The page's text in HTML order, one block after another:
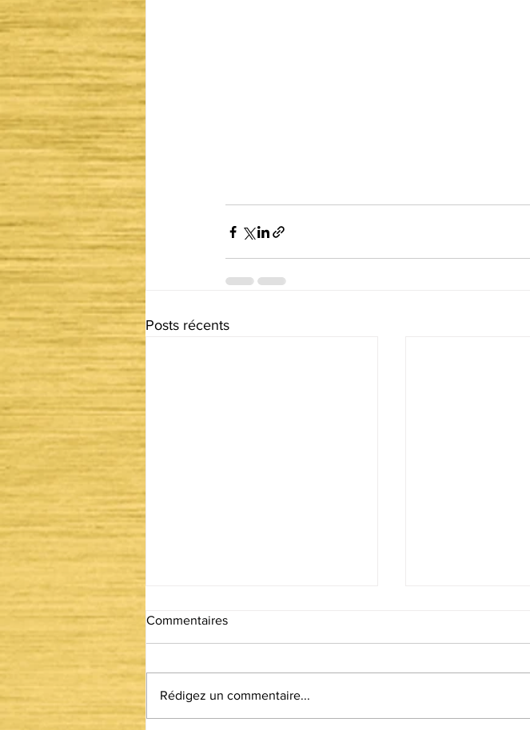
Posts récents
Commentaires
Rédigez un commentaire...